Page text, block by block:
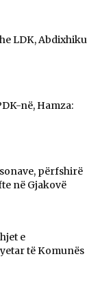
LDK, Abdixhiku
në, Hamza:
përfshirë
në Gjakovë
e
të Komunës